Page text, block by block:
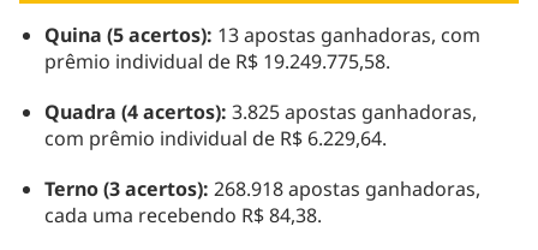
Quina (5 acertos): 13 apostas ganhadoras, com
prêmio individual de R$ 19.249.775,58.
Quadra (4 acertos): 3.825 apostas ganhadoras,
com prêmio individual de R$ 6.229,64.
Terno (3 acertos): 268.918 apostas ganhadoras,
cada uma recebendo R$ 84,38.